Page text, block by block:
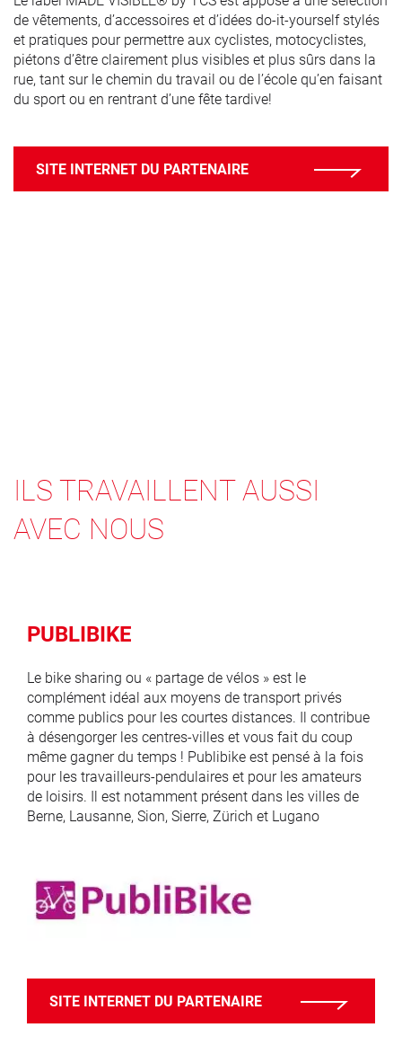
de vêtements, d’accessoires et d’idées do-it-yourself stylés
et pratiques pour permettre aux cyclistes, motocyclistes,
piétons d’être clairement plus visibles et plus sûrs dans la
rue, tant sur le chemin du travail ou de l’école qu’en faisant
du sport ou en rentrant d’une fête tardive!
SITE INTERNET DU PARTENAIRE
ILS TRAVAILLENT AUSSI
AVEC NOUS
PUBLIBIKE
Le bike sharing ou « partage de vélos » est le
complément idéal aux moyens de transport privés
comme publics pour les courtes distances. Il contribue
à désengorger les centres-villes et vous fait du coup
même gagner du temps ! Publibike est pensé à la fois
pour les travailleurs-pendulaires et pour les amateurs
de loisirs. Il est notamment présent dans les villes de
Berne, Lausanne, Sion, Sierre, Zürich et Lugano
SITE INTERNET DU PARTENAIRE